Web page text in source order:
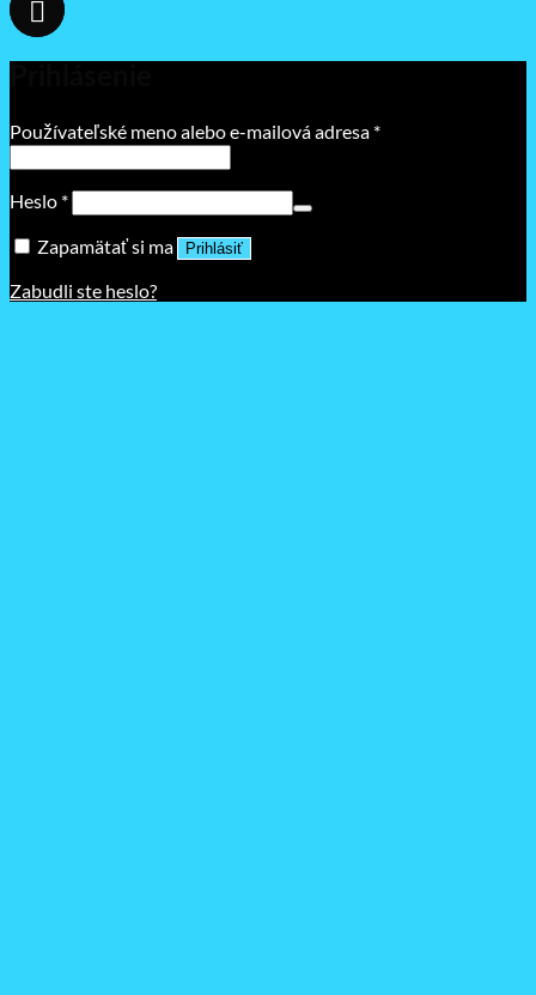
Používateľské meno alebo e-mailová adresa *Povinné
Heslo *Povinné
Zapamätať si ma Prihlásiť
Zabudli ste heslo?